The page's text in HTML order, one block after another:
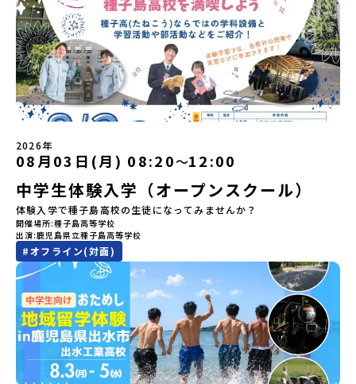
12：00まで疑問も不安もワクワクに変える！「おためし地域留学」
ステップアップ説明会プログラムの内容を詳しく知りたい方や、お
申し込みを迷われている方向けにZoomでのオンライン配信を行い
ます。知りたい情報のレベルに合わせて、以下の2つのステップをご
活用ください。【STEP 1】全体オンライン説明会〜まずは「おため
し地域留学」を知りたい方へ〜日本全国20以上の地域から選んで参
加できる「おためし地域留学」の全体像や魅力について、説明会を
開催しました。中学生一人での参加にあたり、保護者様が特に気に
なる「安全面」や「事務局のサポート体制」についても詳しく解説
しています。ぜひ、ご自宅からお気軽にご視聴ください。▶︎ [アーカ
イブ動画を視聴する]YouTube：
https://youtu.be/Yt8nd04aNgA?
si=e5erbspvwz5O8_uF【STEP 2】有田町プログラム説明会〜
「有田町」の内容を具体的に深掘りしたい方へ〜全体説明を聞いた
うえで、「有田町では具体的に何をするの？」「どんな町なの？」
という疑問にお答えする説明会です。有田町ならではの豊かな文化
や、2泊3日のプログラムの中身をたっぷりとお伝えします。日
時： 5月11日(月) 19：00〜19：40内 容： 有田町ってどんなとこ
ろ？、プログラム詳細解説、質疑応答お申し込み：https://c-
mirai.jp/events/068058お気軽にどうぞ！「はじめての一人旅だ
けど大丈夫？」「どんな体験ができるの？」そんな保護者様の不安
や、中学生のみなさんの素朴な疑問にスタッフが直接お答えしま
す。チャットでの質問も可能ですので、ぜひご自宅からリラックス
してご参加ください。▼お申し込み前に必ずご確認ください・参加
規約への同意プログラムへの参加申し込みいただく前に、「お申し
呼んでいます。いつも自分たちを見守ってくれているもの、例え
ば、身近な動植物や、暮らしに欠かせない火、水、風、そして雄大
な山や川などもすべて「カムイ」です。この文化と精神性をテーマ
にした大人気マンガ「ゴールデンカムイ」は、累計3000万部以上販
売され、2026年3月に映画の続編も公開されるなど注目を集めてい
ます。今回は、平取町の中でもアイヌ文化に触れることのできる
「二風谷（にぶたに）コタン」へ出発！アイヌの家や暮らし、食な
どを体感することができます。ぜひ現地で味わってみてください
生との特別な交流この旅の大きな魅力は、地元の「平取高校」の先
輩たちと過ごす時間です。 ただ校舎を眺める見学ではありません。
高校生が自ら企画したアクティビティを通じて、年の近い先輩たち
と本音で交流することができます。魅力的な大人たちと対話をしな
がら町の歴史や「生き方」を学ぶことができ、大充実の2泊3日にな
ること間違いなし！そんなユニークな魅力がたっぷりつまった北海
道平取町へ、人生の可能性をひらく特別な旅に出発しませんか？体
験のおすすめポイント体験プログラム内容（予定）＜1日目＞
（PM）「オリエンテーション・自己紹介ワーク」「高校生企画①-
遊び編-」 -平取高校生と仲を深める「びらとりの歴史・文化を知
る！アイヌ文化フィールドワーク」 -アイヌ文化博物館でアイヌ文
化を理解する -アイヌ伝統文化を感じるアクティビティ「1日を振
り返るーみんなで体験シェア」＜2日目＞（AM）「平取高校見学・
寮見学」 -平取高校の特徴を知る学校体験 -在校生との対話「高
校生企画②-町の紹介編-」 -ビンゴをしながら町を知ろう！（PM）
「自然と農を感じる！農業アクティビティ」 -平取特産の「びらと
-------------------＼返還不要・3年間最大72万／💡北海道の高校留
学に【毎月2万円】の給付型奨学金～夢に向かって一歩踏み出す、あ
なたの未来を応援！～ 詳細・条件はこちらから------------------
--------------------------ーーーーーーーーーーーーーーーーーー
ーーーーーーーーーーーーーー＜体験費・宿泊費が無料！＞民間ロ
ケットの打ち上げ成功で話題になった町！ 北海道の「宇宙版シリコ
ンバレー」を目指す大樹町で、最先端テクノロジーとどこまでも続
く大自然を肌で感じてみませんか？「地元以外の地域の暮らしが気
になる。いつか留学してみたい！」「自分の進学や将来の可能性を
もっとひらきたい！ 」「自然が好きでもっと触れてあそびたい！」
そんな中学生のみなさんにおすすめ！「おためし地域留学体験」
は、日本全国約200の高校と連携し、地域の枠を超えて学校生活を送
る「地域みらい留学」をプチ体験できるプログラムです。はじめて
のひとり旅でも安心！現地でもスタッフがしっかりとサポートいた
します。今回のフィールドは「北海道 大樹町（たいきちょう）」北
海道の東部、十勝の南部に位置する大樹町（たいきちょう）。西に
日高山脈（ひだかさんみゃく）が連なり、東は太平洋に面した自然
豊かな町です。酪農を主体とした農業や漁業、林業が盛んであると
同時に、「宇宙に一番近い町」として航空宇宙産業の誘致を進める
ユニークな顔を持っています 。見上げるほど大きな山々が連なる
「日高山脈（ひだかさんみゃく）」の絶景！牛たちがのんびりと過
ごす放牧地や、海が見える珍しい温泉。日本一の清流に選ばれたこ
ともある「歴舟川（れきふねがわ）」。 他の地域では見ることので
きない圧倒的スケールの自然と、新しい産業が交差する瞬間を肌で
体感できる町です。北の大地で脈々と受け継がれる 「フロンティア
2026年
08月03日(月) 08:20〜12:00
中学生体験入学（オープンスクール）
体験入学で種子島高校の生徒になってみませんか？
開催場所 種子島高等学校
出演 鹿児島県立種子島高等学校
#オフライン(対面)